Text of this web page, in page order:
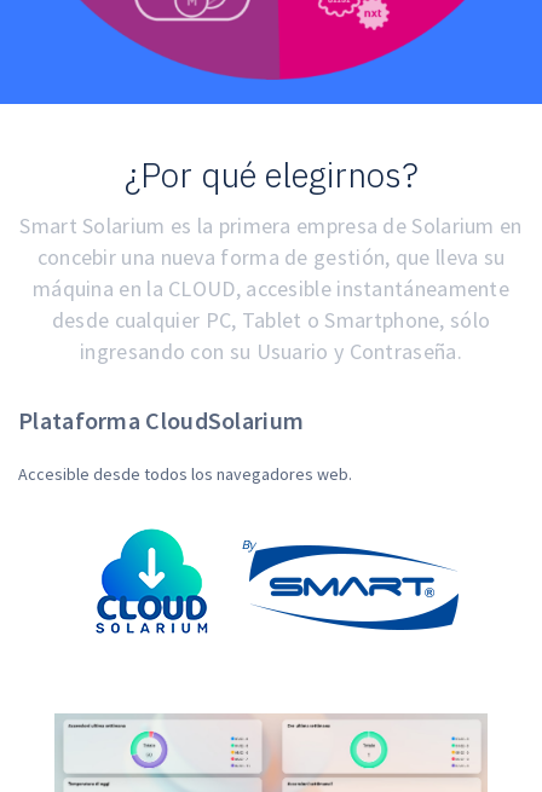
¿Por qué elegirnos?
Smart Solarium es la primera empresa de Solarium en
concebir una nueva forma de gestión, que lleva su
máquina en la CLOUD, accesible instantáneamente
desde cualquier PC, Tablet o Smartphone, sólo
ingresando con su Usuario y Contraseña.
Plataforma CloudSolarium
Accesible desde todos los navegadores web.